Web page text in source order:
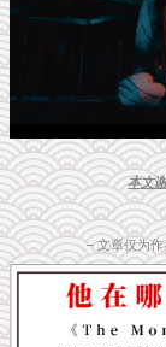
本文
– 文章仅为